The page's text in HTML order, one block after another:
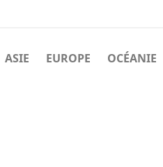
ASIE EUROPE OCÉANIE